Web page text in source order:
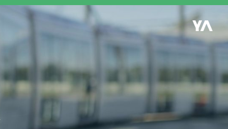
Retour à l'accueil